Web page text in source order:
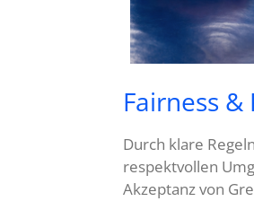
Fairness &
Durch klare
respektvollen
Akzeptanz von